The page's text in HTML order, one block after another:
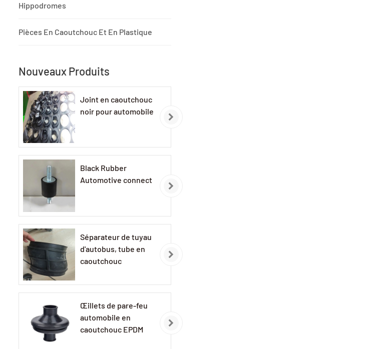
Hippodromes
Pièces En Caoutchouc Et En Plastique
Nouveaux Produits
Joint en caoutchouc
noir pour automobile
Black Rubber
Automotive connect
Séparateur de tuyau
d'autobus, tube en
caoutchouc
Œillets de pare-feu
automobile en
caoutchouc EPDM